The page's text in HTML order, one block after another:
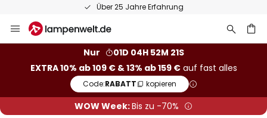
Über 25 Jahre Erfahrung
Inhalt
Nur
01D 04H 52M 21S
EXTRA 10% ab 109 € & 13% ab 159 €auf fast alles
Code:RABATT kopieren
WOW Week:Bis zu -70%